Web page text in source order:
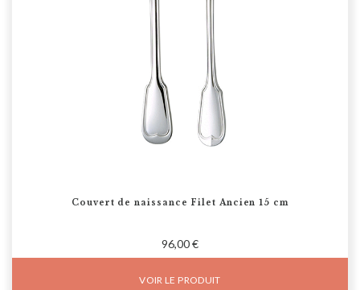
Couvert de naissance Filet Ancien 15 cm
96,00 €
VOIR LE PRODUIT